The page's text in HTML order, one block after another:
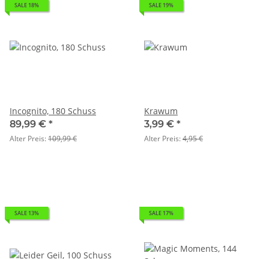
SALE 18%
Incognito, 180 Schuss
89,99 € *
Alter Preis:109,99 €
SALE 19%
Krawum
3,99 € *
Alter Preis:4,95 €
SALE 13% SALE 17%